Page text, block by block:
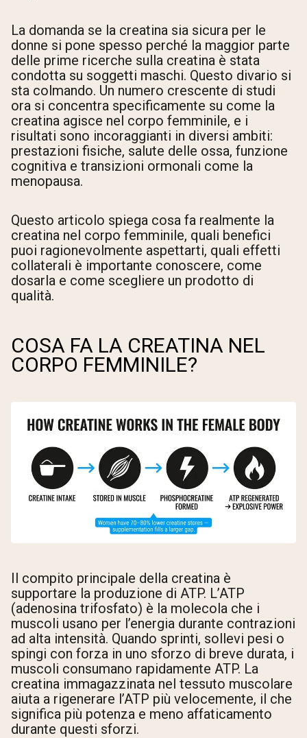
La domanda se la creatina sia sicura per le
donne si pone spesso perché la maggior parte
delle prime ricerche sulla creatina è stata
condotta su soggetti maschi. Questo divario si
sta colmando. Un numero crescente di studi
ora si concentra specificamente su come la
creatina agisce nel corpo femminile, e i
risultati sono incoraggianti in diversi ambiti:
prestazioni fisiche, salute delle ossa, funzione
cognitiva e transizioni ormonali come la
menopausa.
Questo articolo spiega cosa fa realmente la
creatina nel corpo femminile, quali benefici
puoi ragionevolmente aspettarti, quali effetti
collaterali è importante conoscere, come
dosarla e come scegliere un prodotto di
qualità.
COSA FA LA CREATINA NEL
CORPO FEMMINILE?
Il compito principale della creatina è
supportare la produzione di ATP. L’ATP
(adenosina trifosfato) è la molecola che i
muscoli usano per l’energia durante contrazioni
ad alta intensità. Quando sprinti, sollevi pesi o
spingi con forza in uno sforzo di breve durata, i
muscoli consumano rapidamente ATP. La
creatina immagazzinata nel tessuto muscolare
aiuta a rigenerare l’ATP più velocemente, il che
significa più potenza e meno affaticamento
durante questi sforzi.